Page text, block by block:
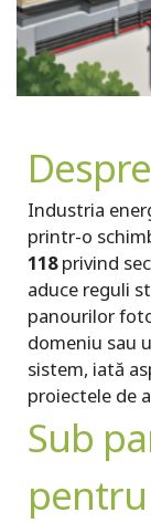
Industria
printr-o
118privind
aduce reguli
panourilor
domeniu sau
sistem, iată
proiectele de
Sub